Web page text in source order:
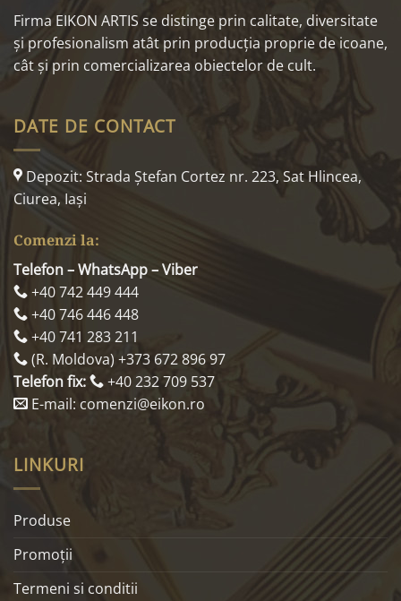
Firma EIKON ARTIS se distinge prin calitate, diversitate
și profesionalism atât prin producția proprie de icoane,
cât și prin comercializarea obiectelor de cult.
DATE DE CONTACT
Depozit: Strada Ştefan Cortez nr. 223, Sat Hlincea,
Ciurea, Iaşi
Comenzi la:
Telefon – WhatsApp – Viber
+40 742 449 444
+40 746 446 448
+40 741 283 211
(R. Moldova) +373 672 896 97
Telefon fix:
+40 232 709 537
E-mail: comenzi@eikon.ro
LINKURI
Produse
Promoţii
Termeni si conditii